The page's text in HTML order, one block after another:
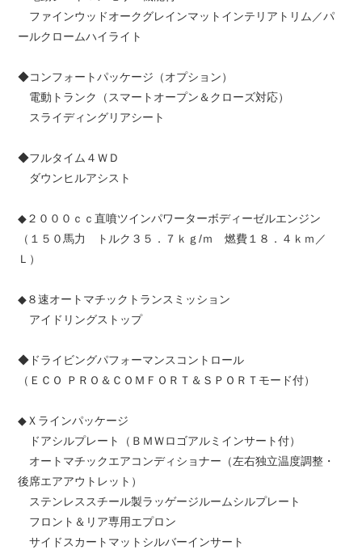
ファインウッドオークグレインマットインテリアトリム／パ
ールクロームハイライト
◆コンフォートパッケージ（オプション）
電動トランク（スマートオープン＆クローズ対応）
スライディングリアシート
◆フルタイム４ＷＤ
ダウンヒルアシスト
◆２０００ｃｃ直噴ツインパワーターボディーゼルエンジン
（１５０馬力 トルク３５．７ｋｇ/ｍ 燃費１８．４ｋｍ／
Ｌ）
◆８速オートマチックトランスミッション
アイドリングストップ
◆ドライビングパフォーマンスコントロール
（ＥＣＯ ＰＲＯ＆ＣＯＭＦＯＲＴ＆ＳＰＯＲＴモード付）
◆Ｘラインパッケージ
ドアシルプレート（ＢＭＷロゴアルミインサート付）
オートマチックエアコンディショナー（左右独立温度調整・
後席エアアウトレット）
ステンレススチール製ラッゲージルームシルプレート
フロント＆リア専用エプロン
サイドスカートマットシルバーインサート